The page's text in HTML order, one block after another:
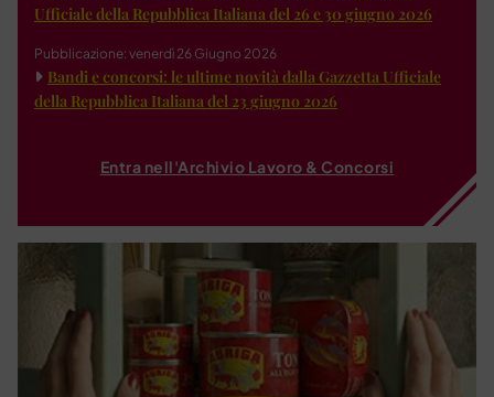
Ufficiale della Repubblica Italiana del 26 e 30 giugno 2026
Pubblicazione: venerdì 26 Giugno 2026
Bandi e concorsi: le ultime novità dalla Gazzetta Ufficiale
della Repubblica Italiana del 23 giugno 2026
Entra nell'Archivio Lavoro & Concorsi